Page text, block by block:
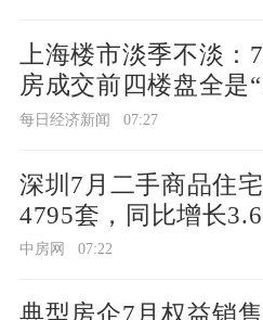
前一日，位于西
的首个“好房子”标准
定价。一位项目策划
过来，不过开盘时间
价格友好
上海楼市淡季不淡：
房成交前四楼盘全是
+”
每日经济新闻 07:27
深圳7月二手商品住
4795套，同比增长
中房网 07:22
典型房企7月权益销